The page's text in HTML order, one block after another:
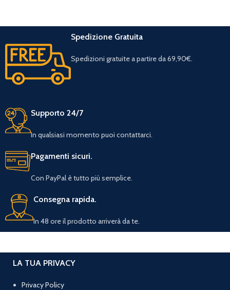
Spedizione Gratuita
Spedizioni gratuite a partire da 69,90€.
Supporto 24/7
In qualsiasi momento puoi contattarci.
Pagamenti sicuri.
Con PayPal è tutto più semplice.
Consegna rapida.
In 48 ore il prodotto arriverà da te.
LA TUA PRIVACY
Privacy Policy